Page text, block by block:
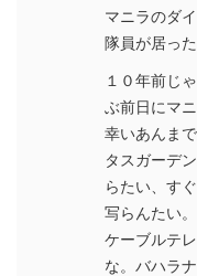
マニラのダ
隊員が居った
１０年前じ
ぶ前日にマ
幸いあんま
タスガーデ
らたい、す
写らんたい。
ケーブルテ
な。バハラ